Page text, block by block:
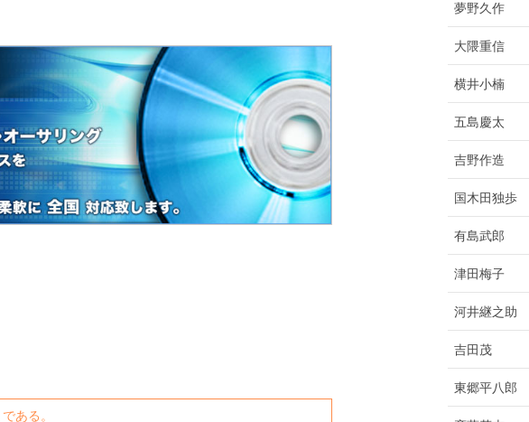
ある。
夢野久作
大隈重信
横井小楠
五島慶太
吉野作造
国木田独歩
有島武郎
津田梅子
河井継之助
吉田茂
東郷平八郎